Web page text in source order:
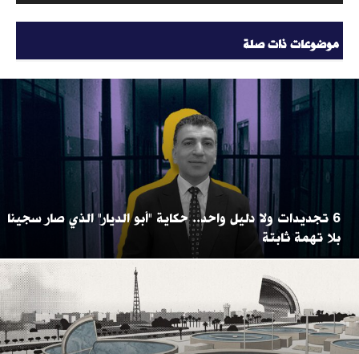
موضوعات ذات صلة
6 تجديدات ولا دليل واحد.. حكاية "أبو الديار" الذي صار سجينا
بلا تهمة ثابتة